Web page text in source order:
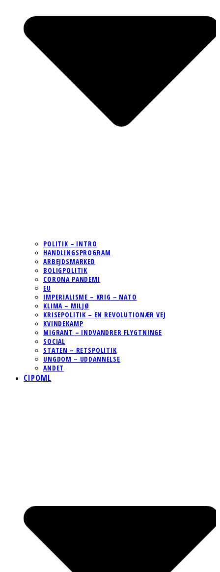
POLITIK – INTRO
HANDLINGSPROGRAM
ARBEJDSMARKED
BOLIGPOLITIK
CORONA PANDEMI
EU
IMPERIALISME – KRIG – NATO
KLIMA – MILJØ
KRISEPOLITIK – EN REVOLUTIONÆR VEJ
KVINDEKAMP
MIGRANT – INDVANDRER FLYGTNINGE
SOCIAL
STATEN – RETSPOLITIK
UNGDOM – UDDANNELSE
ANDET
CIPOML